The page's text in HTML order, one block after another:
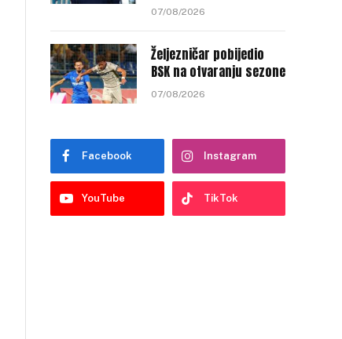
07/08/2026
Željezničar pobijedio
BSK na otvaranju sezone
07/08/2026
Facebook Instagram
YouTube TikTok